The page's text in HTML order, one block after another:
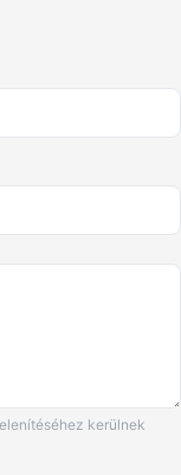
kerülnek